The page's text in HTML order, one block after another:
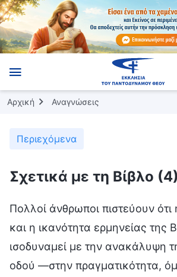
Αρχική Αναγνώσεις
Περιεχόμενα
Σχετικά με τη Βίβλο (4)
Πολλοί άνθρωποι πιστεύουν
και η ικανότητα ερμηνείας της
ισοδυναμεί με την ανακάλυψη
οδού —στην πραγματικότητα,